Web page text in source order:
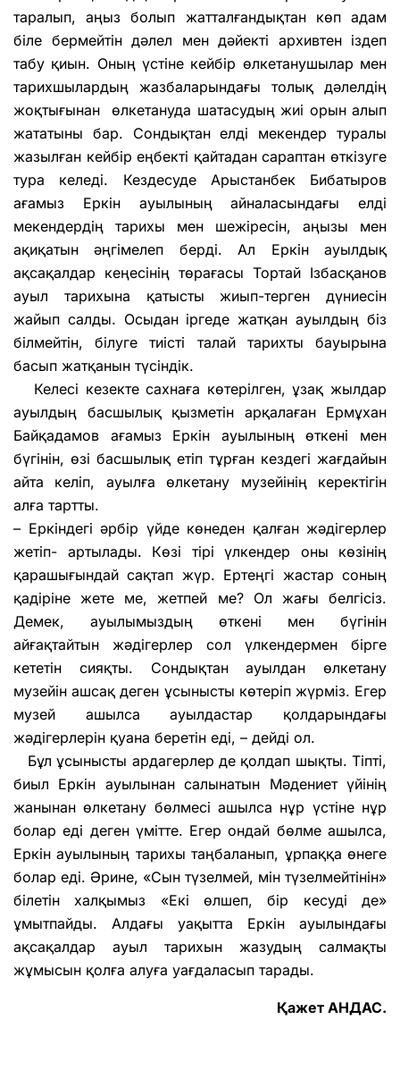
таралып, аңыз болып жатталғандықтан көп адам
біле бермейтін дәлел мен дәйекті архивтен іздеп
табу қиын. Оның үстіне кейбір өлкетанушылар мен
тарихшылардың жазбаларындағы толық дәлелдің
жоқтығынан өлкетануда шатасудың жиі орын алып
жататыны бар. Сондықтан елді мекендер туралы
жазылған кейбір еңбекті қайтадан сараптан өткізуге
тура келеді. Кездесуде Арыстанбек Бибатыров
ағамыз Еркін ауылының айналасындағы елді
мекендердің тарихы мен шежіресін, аңызы мен
ақиқатын әңгімелеп берді. Ал Еркін ауылдық
ақсақалдар кеңесінің төрағасы Тортай Ізбасқанов
ауыл тарихына қатысты жиып-терген дүниесін
жайып салды. Осыдан іргеде жатқан ауылдың біз
білмейтін, білуге тиісті талай тарихты бауырына
басып жатқанын түсіндік.
Келесі кезекте сахнаға көтерілген, ұзақ жылдар
ауылдың басшылық қызметін арқалаған Ермұхан
Байқадамов ағамыз Еркін ауылының өткені мен
бүгінін, өзі басшылық етіп тұрған кездегі жағдайын
айта келіп, ауылға өлкетану музейінің керектігін
алға тартты.
– Еркіндегі әрбір үйде көнеден қалған жәдігерлер
жетіп- артылады. Көзі тірі үлкендер оны көзінің
қарашығындай сақтап жүр. Ертеңгі жастар соның
қадіріне жете ме, жетпей ме? Ол жағы белгісіз.
Демек, ауылымыздың өткені мен бүгінін
айғақтайтын жәдігерлер сол үлкендермен бірге
кететін сияқты. Сондықтан ауылдан өлкетану
музейін ашсақ деген ұсынысты көтеріп жүрміз. Егер
музей ашылса ауылдастар қолдарындағы
жәдігерлерін қуана беретін еді, – дейді ол.
Бұл ұсынысты ардагерлер де қолдап шықты. Тіпті,
биыл Еркін ауылынан салынатын Мәдениет үйінің
жанынан өлкетану бөлмесі ашылса нұр үстіне нұр
болар еді деген үмітте. Егер ондай бөлме ашылса,
Еркін ауылының тарихы таңбаланып, ұрпаққа өнеге
болар еді. Әрине, «Сын түзелмей, мін түзелмейтінін»
білетін халқымыз «Екі өлшеп, бір кесуді де»
ұмытпайды. Алдағы уақытта Еркін ауылындағы
ақсақалдар ауыл тарихын жазудың салмақты
жұмысын қолға алуға уағдаласып тарады.
Қажет АНДАС.